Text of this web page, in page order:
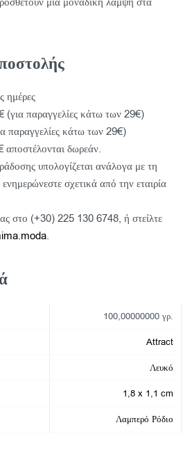
ημέρες
(για παραγγελίες κάτω των 29€)
παραγγελίες κάτω των 29€)
δωρεάν.
υπολογίζεται ανάλογα με τη
σχετικά από την εταιρία
στο (+30) 225 130 6748, ή στείλτε
.
100,00000000 γρ.
Attract
Λευκό
1,8 x 1,1 cm
Λαμπερό Ρόδιο